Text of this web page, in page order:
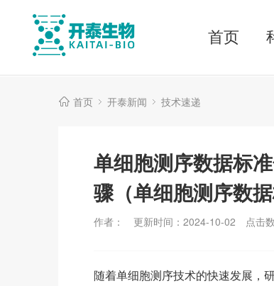
首页
首页 开泰新闻 技术速递
单细胞测序数据标
骤（单细胞测序数据
作者： 更新时间：2024-10-02 点击
随着单细胞测序技术的快速发展，